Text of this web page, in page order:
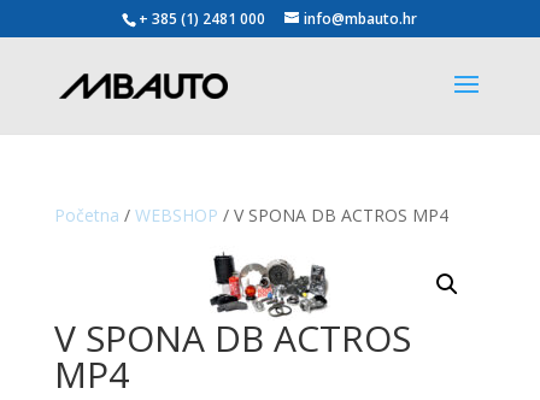
+ 385 (1) 2481 000 info@mbauto.hr
Početna / WEBSHOP / V SPONA DB ACTROS MP4
V SPONA DB ACTROS
MP4